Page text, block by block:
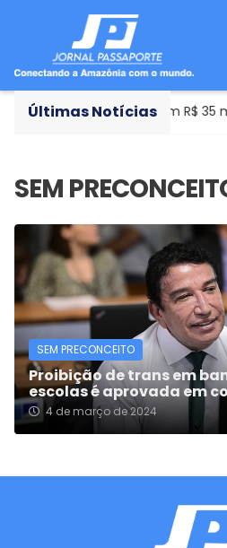
Últimas Notícias
novo avião avaliado em R$ 35
SEM PRECONCEITO
Proibição de trans em
escolas é aprovada em
4 de março de 2024